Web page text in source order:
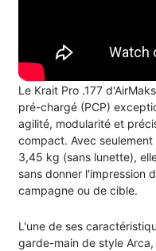
Le Krait Pro .177
pré-chargé (PCP)
agilité, modularité et
compact. Avec
3,45 kg (sans lunette),
sans donner l'impression
campagne ou de cible.
L'une de ses
garde-main de style